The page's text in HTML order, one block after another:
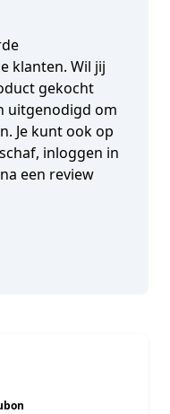
klanten. Wil jij
gekocht
uitgenodigd om
Je kunt ook op
inloggen in
een review